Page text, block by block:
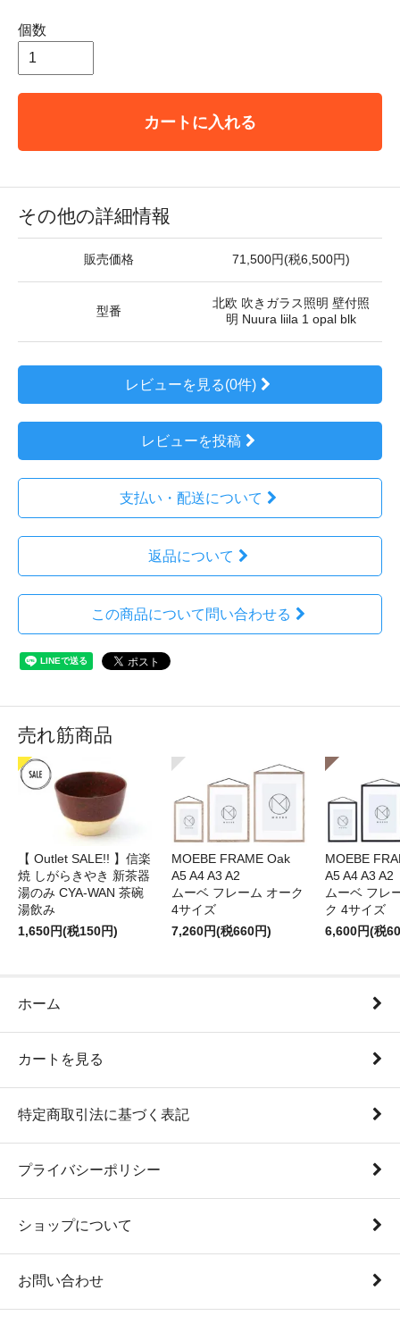
個数
カートに入れる
その他の詳細情報
販売価格 71,500円(税6,500円)
型番
北欧 吹きガラス照明 壁付照
明 Nuura liila 1 opal blk
レビューを見る(0件)
レビューを投稿
支払い・配送について
返品について
この商品について問い合わせる
売れ筋商品
【 Outlet SALE!! 】信楽
焼 しがらきやき 新茶器
湯のみ CYA-WAN 茶碗
湯飲み
1,650円(税150円)
MOEBE FRAME Oak
A5 A4 A3 A2
ムーベ フレーム オーク
4サイズ
7,260円(税660円)
MOEBE
A5 A4 A3 A2
ムーベ フレ
ク 4サイズ
6,600円(税
ホーム
カートを見る
特定商取引法に基づく表記
プライバシーポリシー
ショップについて
お問い合わせ